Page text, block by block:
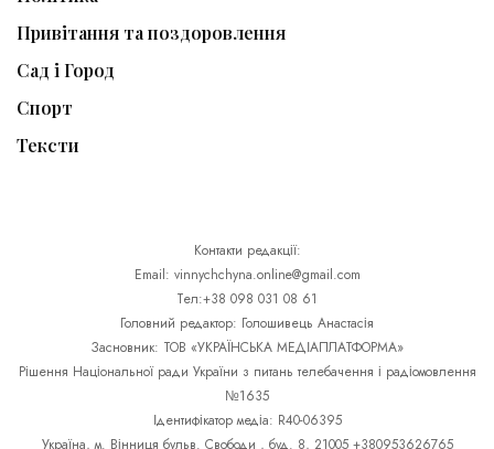
Привітання та поздоровлення
Сад і Город
Спорт
Тексти
Контакти редакції:
Email: vinnychchyna.online@gmail.com
Тел:+38 098 031 08 61
Головний редактор: Голошивець Анастасія
Засновник: ТОВ «УКРАЇНСЬКА МЕДІАПЛАТФОРМА»
Рішення Національної ради України з питань телебачення і радіомовлення
№1635
Ідентифікатор медіа: R40-06395
Україна, м. Вінниця бульв. Свободи , буд. 8, 21005 +380953626765